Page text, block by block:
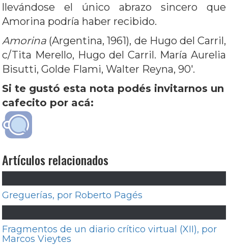
llevándose el único abrazo sincero que
Amorina podría haber recibido.
Amorina (Argentina, 1961), de Hugo del Carril,
c/Tita Merello, Hugo del Carril. María Aurelia
Bisutti, Golde Flami, Walter Reyna, 90′.
Si te gustó esta nota podés invitarnos un
cafecito por acá:
Artículos relacionados
Greguerías, por Roberto Pagés
Fragmentos de un diario crítico virtual (XII), por
Marcos Vieytes